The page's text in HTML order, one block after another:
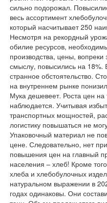
сильно подорожал.
весь ассортимент
который насчитывает 250
Несмотря на рекордный
обилие ресурсов,
производства, цены, вопреки
смыслу, повысились на 18%.
странное обстоятельство.
на внутреннем рынке
Мука дешевеет. Роста цен на
наблюдается. Учитывая
транспортных мощностей,
логистику повышаться не
Упаковочный материал не
цене. Следовательно, нет
повышения цен на главный
населения – хлеб! Кроме
хлеба и хлебобулочных
натуральном выражении в
годах одинаковы. Они